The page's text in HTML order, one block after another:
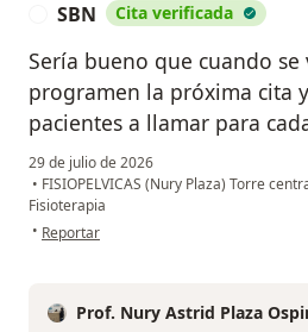
SBN Cita verificada
Sería bueno que cuando
programen la próxima cita
pacientes a llamar para
29 de julio de 2026
• FISIOPELVICAS (Nury Plaza) Torre
Fisioterapia
• en opinión del usuario SBN
Reportar
Prof. Nury Astrid Plaza